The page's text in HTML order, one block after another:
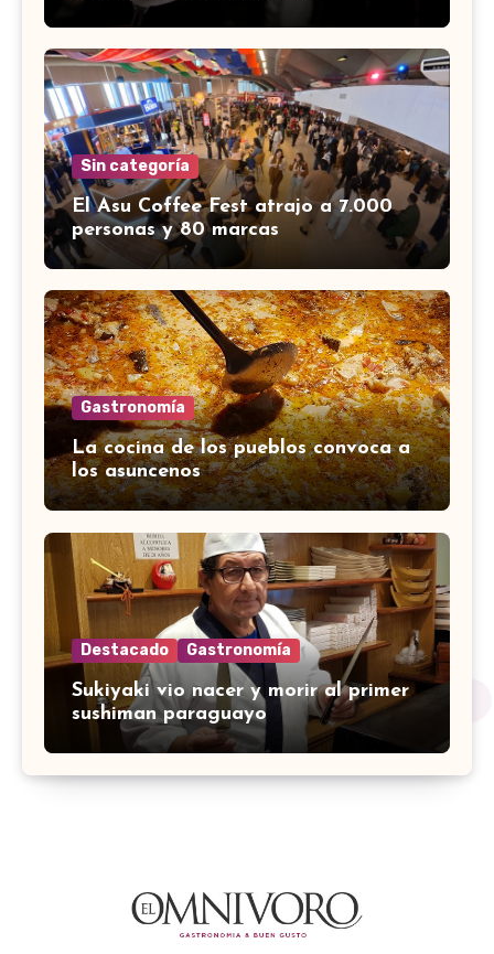
Sin categoría
El Asu Coffee Fest atrajo a 7.000
personas y 80 marcas
Gastronomía
La cocina de los pueblos convoca a
los asuncenos
Destacado Gastronomía
Sukiyaki vio nacer y morir al primer
sushiman paraguayo